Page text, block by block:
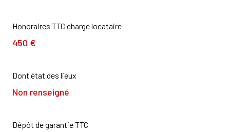
Honoraires TTC charge locataire
450 €
Dont état des lieux
Non renseigné
Dépôt de garantie TTC